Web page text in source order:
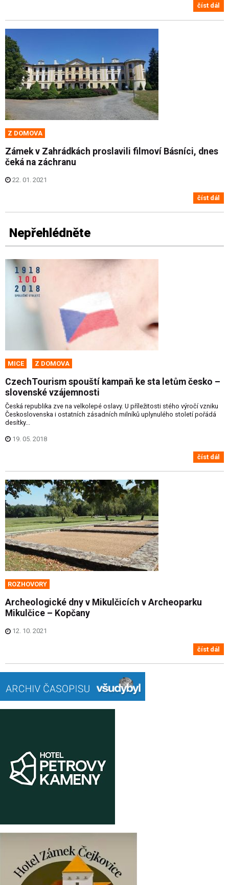
číst dál
Z DOMOVA
Zámek v Zahrádkách proslavili filmoví Básníci, dnes
čeká na záchranu
22. 01. 2021
číst dál
Nepřehlédněte
MICE Z DOMOVA
CzechTourism spouští kampaň ke sta letům česko –
slovenské vzájemnosti
Česká republika zve na velkolepé oslavy. U příležitosti stého výročí vzniku
Československa i ostatních zásadních milníků uplynulého století pořádá
desítky...
19. 05. 2018
číst dál
ROZHOVORY
Archeologické dny v Mikulčicích v Archeoparku
Mikulčice – Kopčany
12. 10. 2021
číst dál